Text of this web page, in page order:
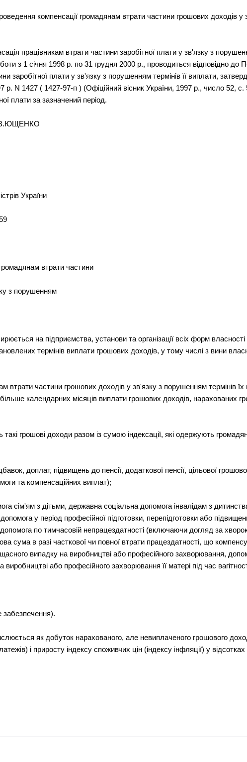
компенсації громадянам втрати частини грошових доходів у
працівникам втрати частини заробітної плати у зв'язку з
з 1 січня 1998 р. по 31 грудня 2000 р., проводиться відповідно
заробітної плати у зв'язку з порушенням термінів її виплати,
р. N 1427 ( 1427-97-п ) (Офіційний вісник України, 1997 р., число 52, с.
плати за зазначений період.
В.ЮЩЕНКО
України
втрати частини
з порушенням
на підприємства, установи та організації всіх форм
термінів виплати грошових доходів, у тому числі з вини
втрати частини грошових доходів у зв'язку з порушенням термінів
календарних місяців виплати грошових доходів, нарахованих
такі грошові доходи разом із сумою індексації, які одержують
доплат, підвищень до пенсії, додаткової пенсії, цільової
та компенсаційних виплат);
сім'ям з дітьми, державна соціальна допомога інвалідам з
у період професійної підготовки, перепідготовки або
по тимчасовій непрацездатності (включаючи догляд за
сума в разі часткової чи повної втрати працездатності, що
випадку на виробництві або професійного захворювання,
або професійного захворювання її матері під час
забезпечення).
як добуток нарахованого, але невиплаченого грошового
і приросту індексу споживчих цін (індексу інфляції) у